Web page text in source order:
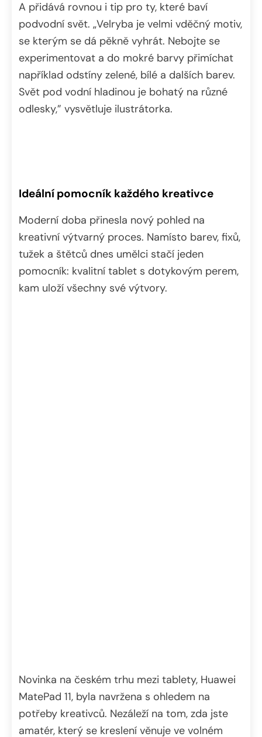
A přidává rovnou i tip pro ty, které baví
podvodní svět. „Velryba je velmi vděčný motiv,
se kterým se dá pěkně vyhrát. Nebojte se
experimentovat a do mokré barvy přimíchat
například odstíny zelené, bílé a dalších barev.
Svět pod vodní hladinou je bohatý na různé
odlesky,” vysvětluje ilustrátorka.
Ideální pomocník každého kreativce
Moderní doba přinesla nový pohled na
kreativní výtvarný proces. Namísto barev, fixů,
tužek a štětců dnes umělci stačí jeden
pomocník: kvalitní tablet s dotykovým perem,
kam uloží všechny své výtvory.
Novinka na českém trhu mezi tablety, Huawei
MatePad 11, byla navržena s ohledem na
potřeby kreativců. Nezáleží na tom, zda jste
amatér, který se kreslení věnuje ve volném